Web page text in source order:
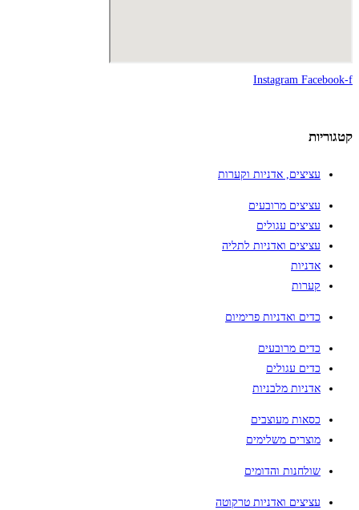
Instagram Facebook-f
קטגוריות
עציצים, אדניות וקערות
עציצים מרובעים
עציצים עגולים
עציצים ואדניות לתליה
אדניות
קערות
כדים ואדניות פרימיום
כדים מרובעים
כדים עגולים
אדניות מלבניות
כסאות מעוצבים
מוצרים משלימים
שולחנות והדומים
עציצים ואדניות טרקוטה